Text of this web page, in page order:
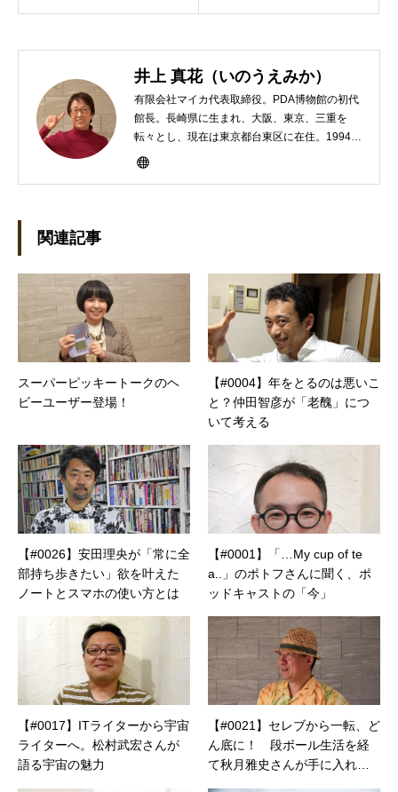
井上 真花（いのうえみか）
有限会社マイカ代表取締役。PDA博物館の初代
館長。長崎県に生まれ、大阪、東京、三重を
転々とし、現在は東京都台東区に在住。1994年
にHP100LXと出会ったのをきかっけに、フリ
制作。プライベートでは、井上円了哲学塾の第
一期修了生として「哲学カフェ＠神保町」の世
話人、2020年以降は「なごテツ」のオンライン
カフェの世話人を務める。趣味は考えること。
関連記事
スーパーピッキートークのヘ
ビーユーザー登場！
【#0004】年をとるのは悪いこ
と？仲田智彦が「老醜」につ
いて考える
【#0026】安田理央が「常に全
部持ち歩きたい」欲を叶えた
ノートとスマホの使い方とは
【#0001】「…My cup of te
a..」のポトフさんに聞く、ポ
ッドキャストの「今」
【#0017】ITライターから宇宙
ライターへ。松村武宏さんが
語る宇宙の魅力
【#0021】セレブから一転、ど
ん底に！ 段ボール生活を経
て秋月雅史さんが手に入れた